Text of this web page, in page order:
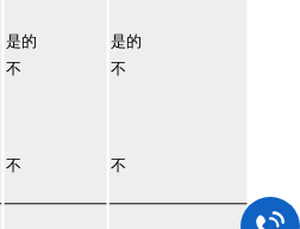
是的
是的
不 不
不 不